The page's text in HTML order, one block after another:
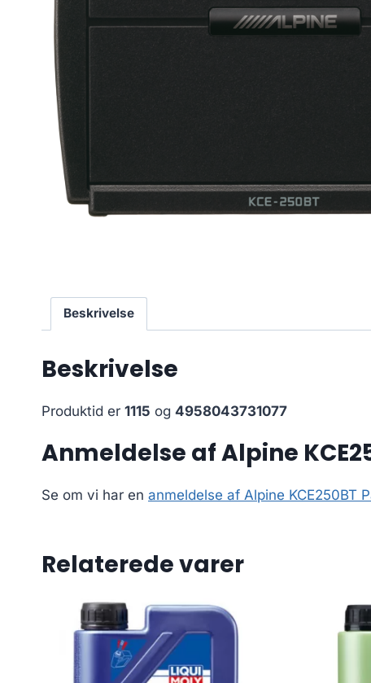
Beskrivelse
Beskrivelse
Produktid er 1115 og 4958043731077
Anmeldelse af Alpine
Se om vi har en anmeldelse af Alpine KCE250BT
Relaterede varer